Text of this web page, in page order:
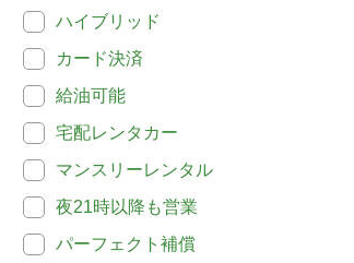
ハイブリッド
カード決済
給油可能
宅配レンタカー
マンスリーレンタル
夜21時以降も営業
パーフェクト補償